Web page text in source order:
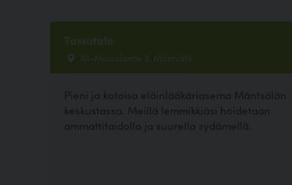
Tassutalo
Ali-Maisalantie 3, Mäntsälä
Pieni ja kotoisa eläinlääkäriasema Mäntsälän
keskustassa. Meillä lemmikkiäsi hoidetaan
ammattitaidolla ja suurella sydämellä.